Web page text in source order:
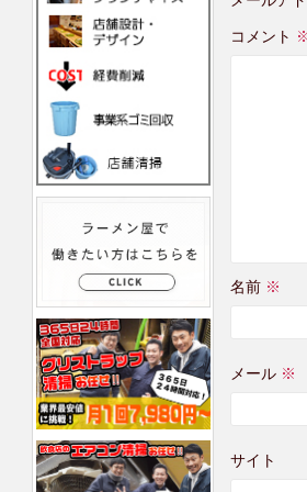
コメント
名前 ※
メール ※
サイト